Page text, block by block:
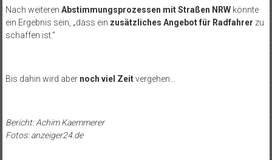
Nach weiteren Abstimmungsprozessen mit Straßen NRWkönnte
ein Ergebnis sein, „dass ein zusätzliches Angebot für Radfahrer zu
schaffen ist.“
Bis dahin wird aber noch viel Zeitvergehen…
Bericht: Achim Kaemmerer
Fotos: anzeiger24.de